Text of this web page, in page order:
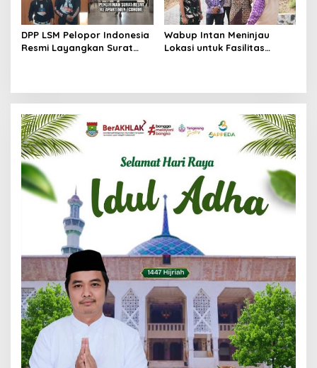
DPP LSM Pelopor Indonesia
Resmi Layangkan Surat
Wabup Intan Meninjau
Lokasi untuk Fasilitas